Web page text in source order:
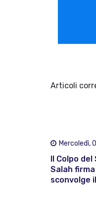
Articoli
Mercoledì,
Il Colpo del
Salah
sconvolge